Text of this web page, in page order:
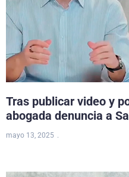
Tras publicar video y
abogada denuncia a
mayo 13, 2025